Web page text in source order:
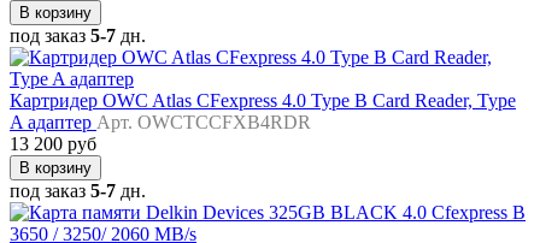
В корзину
под заказ 5-7 дн.
Картридер OWC Atlas CFexpress 4.0 Type B Card Reader, Type
A адаптер Арт. OWCTCCFXB4RDR
13 200 руб
В корзину
под заказ 5-7 дн.